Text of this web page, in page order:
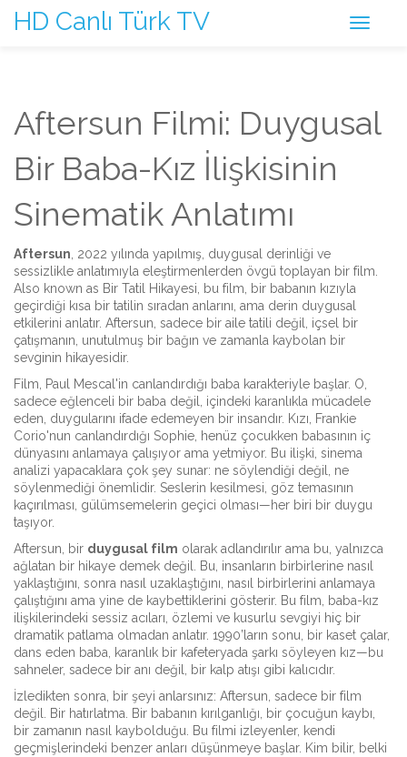
HD Canlı Türk TV
Aftersun Filmi: Duygusal
Bir Baba-Kız İlişkisinin
Sinematik Anlatımı
Aftersun 2022 yılında yapılmış, duygusal derinliği ve
sessizlikle anlatımıyla eleştirmenlerden övgü toplayan bir film
Also known as Bir Tatil Hikayesi , bu film, bir babanın kızıyla
geçirdiği kısa bir tatilin sıradan anlarını, ama derin duygusal
etkilerini anlatır. Aftersun, sadece bir aile tatili değil, içsel bir
çatışmanın, unutulmuş bir bağın ve zamanla kaybolan bir
sevginin hikayesidir.
Film,
Paul Mescal 'in canlandırdığı baba karakteriyle başlar. O,
sadece eğlenceli bir baba değil, içindeki karanlıkla mücadele
eden, duygularını ifade edemeyen bir insandır. Kızı,
Frankie
Corio'nun canlandırdığı Sophie, henüz çocukken babasının iç
dünyasını anlamaya çalışıyor ama yetmiyor. Bu ilişki, sinema
analizi yapacaklara çok şey sunar: ne söylendiği değil, ne
söylenmediği önemlidir. Seslerin kesilmesi, göz temasının
kaçırılması, gülümsemelerin geçici olması—her biri bir duygu
taşıyor.
Aftersun, bir duygusal film olarak adlandırılır ama bu, yalnızca
ağlatan bir hikaye demek değil. Bu, insanların birbirlerine nasıl
yaklaştığını, sonra nasıl uzaklaştığını, nasıl birbirlerini anlamaya
çalıştığını ama yine de kaybettiklerini gösterir. Bu film, baba-kız
ilişkilerindeki sessiz acıları, özlemi ve kusurlu sevgiyi hiç bir
dramatik patlama olmadan anlatır. 1990’ların sonu, bir kaset çalar,
dans eden baba, karanlık bir kafeteryada şarkı söyleyen kız—bu
sahneler, sadece bir anı değil, bir kalp atışı gibi kalıcıdır.
İzledikten sonra, bir şeyi anlarsınız: Aftersun, sadece bir film
değil. Bir hatırlatma. Bir babanın kırılganlığı, bir çocuğun kaybı,
bir zamanın nasıl kaybolduğu. Bu filmi izleyenler, kendi
geçmişlerindeki benzer anları düşünmeye başlar. Kim bilir, belki